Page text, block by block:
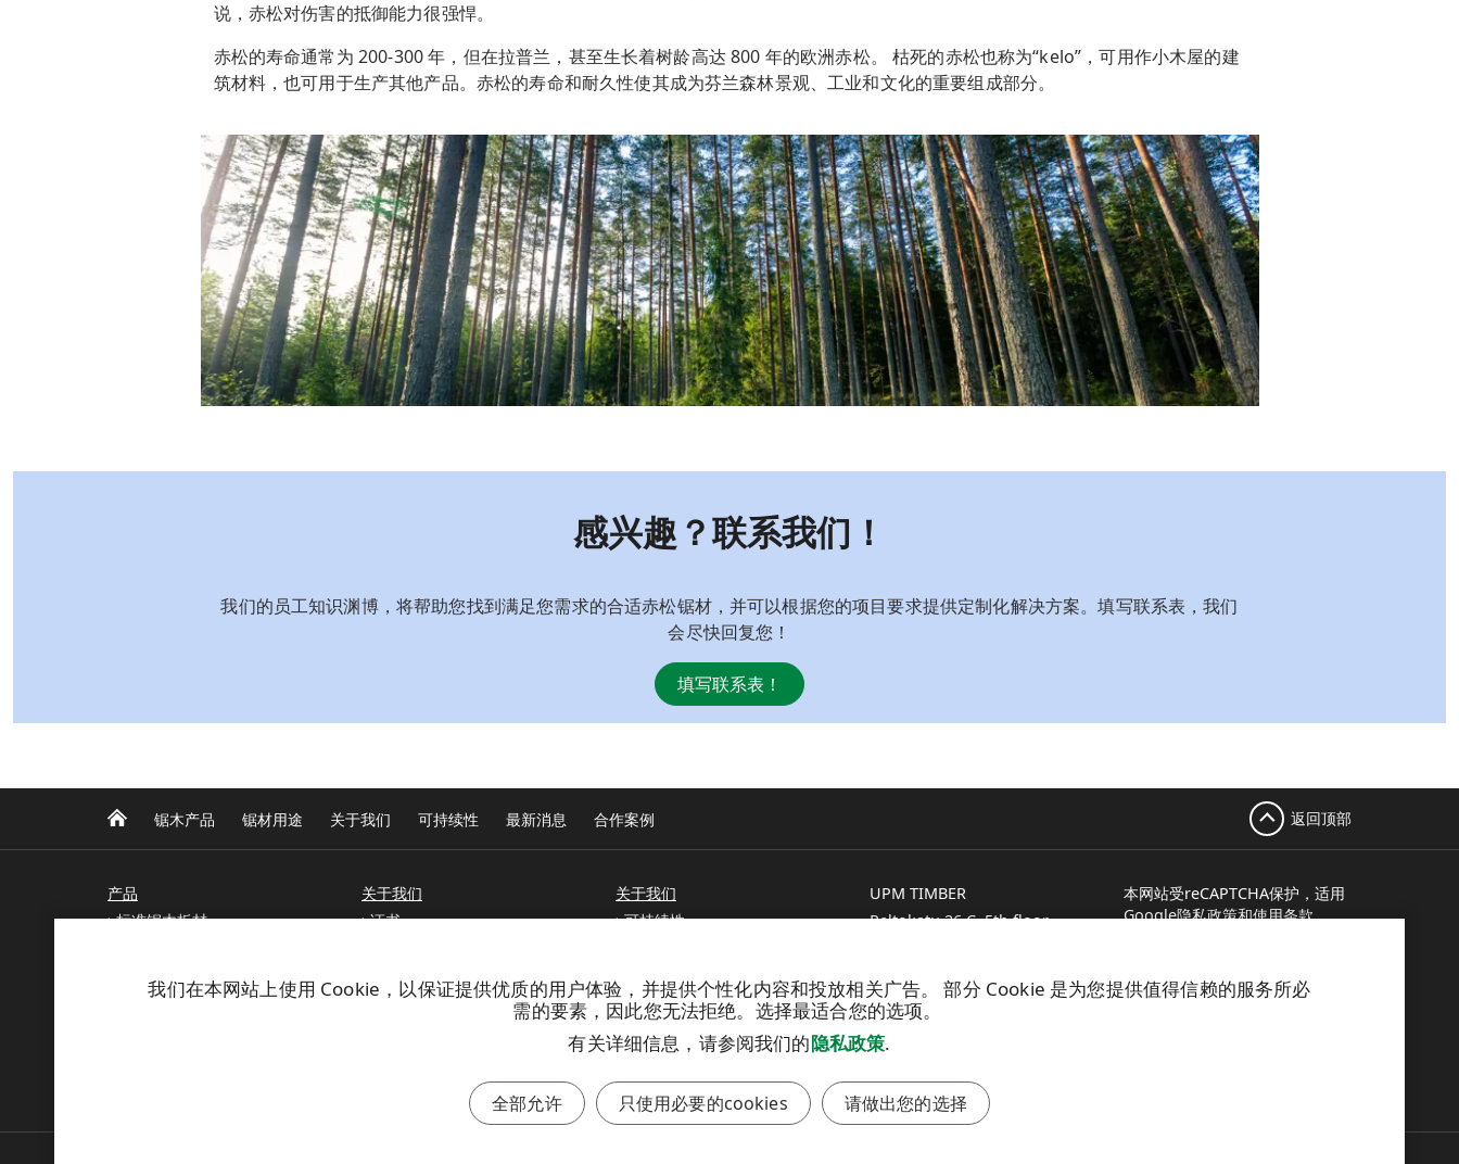
说， 赤松对伤害的抵御能力很强悍。
赤松的寿命通常为 200-300 年，但在拉普兰，甚至生长着树龄高达 800 年的欧洲赤松。 枯死的赤松也称为“kelo”，可用作小木屋的建
筑材料，也可用于生产其他产品。 赤松的寿命和耐久性使其成为芬兰森林景观、工业和文化的重要组成部分。
感兴趣？联系我们！
我们的员工知识渊博，将帮助您找到满足您需求的合适赤松锯材，并可以根据您的项目要求提供定制化解决方案。填写联系表，我们
会尽快回复您！
填写联系表！
我们在本网站上使用 Cookie，以保证提供优质的用户体验，并提供个性化内容和投放相关广告。 部分 Cookie 是为您提供值得信赖的服务所必
需的要素，因此您无法拒绝。选择最适合您的选项。
有关详细信息，请参阅我们的隐私政策.
全部允许 只使用必要的cookies 请做出您的选择
锯木产品 锯材用途 关于我们 可持续性 最新消息 合作案例 返回顶部
产品
标准锯木板材
松木原木和松木锯材
关于我们
证书
关于我们
可持续性
UPM TIMBER
Peltokatu 26 C, 5th floor
Tel. +358 204 15 113
本网站受reCAPTCHA保护，适用
Google隐私政策和使用条款。